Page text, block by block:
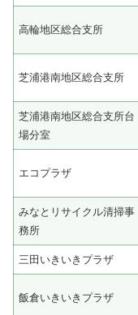
高輪地区総合支所
芝浦港南地区総合支所
芝浦港南地区総合支所台
場分室
エコプラザ
みなとリサイクル清掃事
務所
三田いきいきプラザ
飯倉いきいきプラザ